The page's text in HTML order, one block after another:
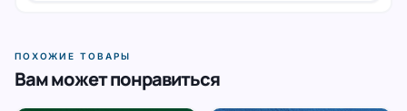
ПОХОЖИЕ ТОВАРЫ
Вам может понравиться